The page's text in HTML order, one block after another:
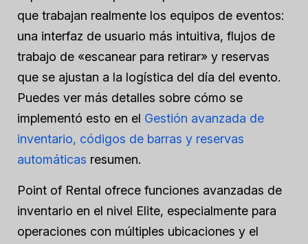
que trabajan realmente los equipos de eventos:
una interfaz de usuario más intuitiva, flujos de
trabajo de «escanear para retirar» y reservas
que se ajustan a la logística del día del evento.
Puedes ver más detalles sobre cómo se
implementó esto en el Gestión avanzada de
inventario, códigos de barras y reservas
automáticas resumen.
Point of Rental ofrece funciones avanzadas de
inventario en el nivel Elite, especialmente para
operaciones con múltiples ubicaciones y el